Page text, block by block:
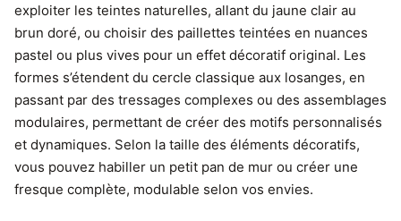
exploiter les teintes naturelles, allant du jaune clair au
brun doré, ou choisir des paillettes teintées en nuances
pastel ou plus vives pour un effet décoratif original. Les
formes s’étendent du cercle classique aux losanges, en
passant par des tressages complexes ou des assemblages
modulaires, permettant de créer des motifs personnalisés
et dynamiques. Selon la taille des éléments décoratifs,
vous pouvez habiller un petit pan de mur ou créer une
fresque complète, modulable selon vos envies.